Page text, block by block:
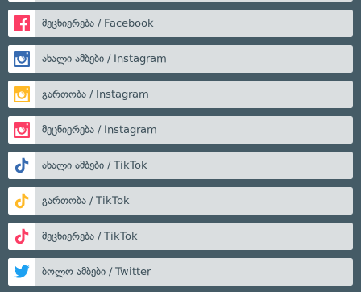
მეცნიერება / Facebook
ახალი ამბები / Instagram
გართობა / Instagram
მეცნიერება / Instagram
ახალი ამბები / TikTok
გართობა / TikTok
მეცნიერება / TikTok
ბოლო ამბები / Twitter